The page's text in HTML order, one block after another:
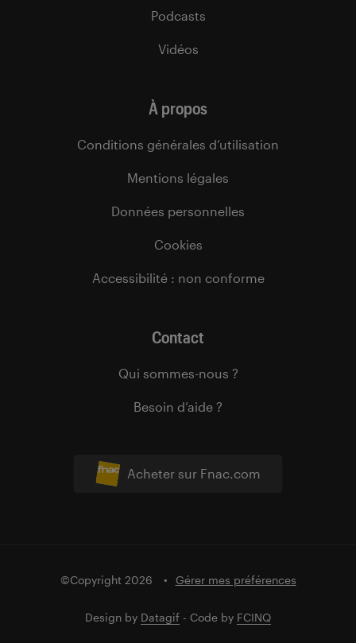
Acheter sur Fnac.com
Podcasts
Vidéos
À propos
Conditions générales d’utilisation
Mentions légales
Données personnelles
Cookies
Accessibilité : non conforme
Contact
Qui sommes-nous ?
Besoin d’aide ?
©Copyright 2026 Gérer mes préférences
Design by Datagif - Code by FCINQ